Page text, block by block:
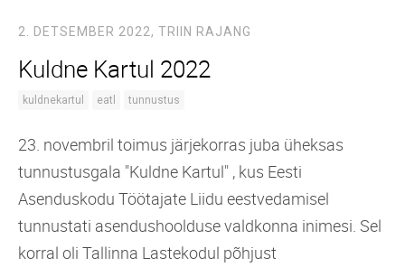
2. DETSEMBER 2022, TRIIN RAJANG
Kuldne Kartul 2022
kuldnekartul eatl tunnustus
23. novembril toimus järjekorras juba üheksas
tunnustusgala "Kuldne Kartul" , kus Eesti
Asenduskodu Töötajate Liidu eestvedamisel
tunnustati asendushoolduse valdkonna inimesi. Sel
korral oli Tallinna Lastekodul põhjust